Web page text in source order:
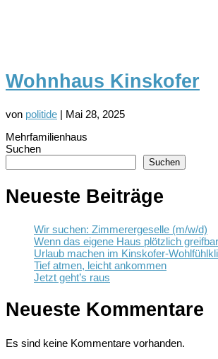
Wohnhaus Kinskofer
von politide | Mai 28, 2025
Mehrfamilienhaus
Suchen
Suchen
Neueste Beiträge
Wir suchen: Zimmerergeselle (m/w/d)
Wenn das eigene Haus plötzlich
Urlaub machen im Kinskofer-
Tief atmen, leicht ankommen
Jetzt geht’s raus
Neueste Kommentare
Es sind keine Kommentare vorhanden.